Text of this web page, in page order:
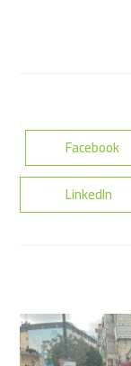
Facebook
LinkedIn